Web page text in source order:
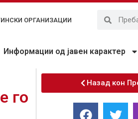
ОРГАНИЗАЦИИ
Информации од јавен карактер
го
Назад кон